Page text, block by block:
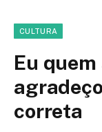
CULTURA
Eu
correta